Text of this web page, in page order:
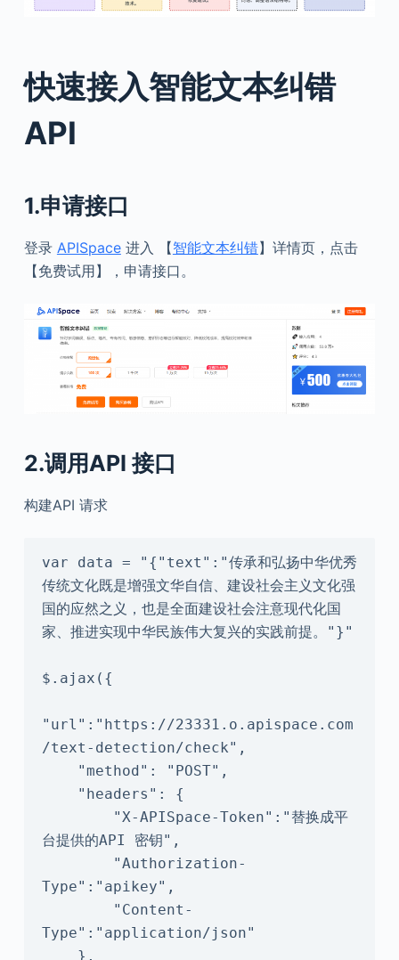
快速接入智能文本纠错
API
1.申请接口
登录 APISpace进入 【智能文本纠错】详情页，点击
【免费试用】，申请接口。
2.调用API 接口
构建API 请求
var data = "{"text":"传承和弘扬中华优秀
传统文化既是增强文华自信、建设社会主义文化强
国的应然之义，也是全面建设社会注意现代化国
家、推进实现中华民族伟大复兴的实践前提。"}"
$.ajax({
"url":"https://23331.o.apispace.com
/text-detection/check",
台提供的API 密钥",
Type":"apikey",
Type":"application/json"